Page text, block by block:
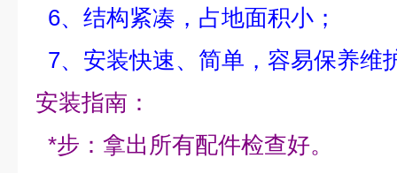
6、结构紧凑，占地面积小；
7、安装快速、简单，容易保养维
安装指南：
*步：拿出所有配件检查好。